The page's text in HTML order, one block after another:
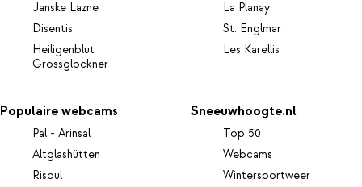
Janske Lazne
Disentis
Heiligenblut
Grossglockner
La Planay
St. Englmar
Les Karellis
Populaire webcams
Pal - Arinsal
Altglashütten
Risoul
Sneeuwhoogte.nl
Top 50
Webcams
Wintersportweer